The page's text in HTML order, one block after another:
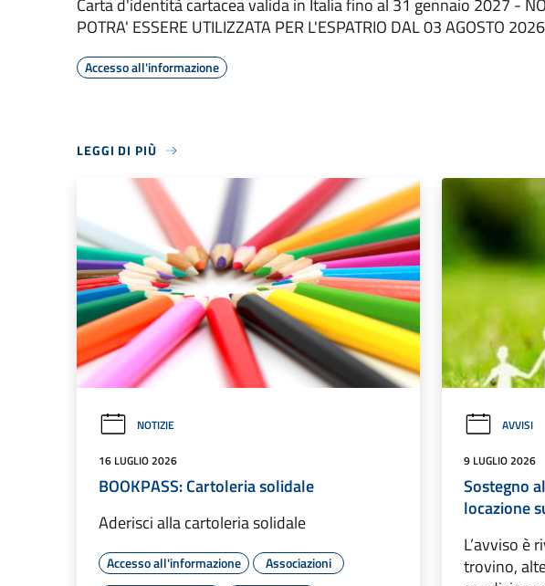
Carta d'identità cartacea valida in Italia fino al 31 gennaio 2027 -
POTRA' ESSERE UTILIZZATA PER L'ESPATRIO DAL 03 AGOSTO 2026
Accesso all'informazione
LEGGI DI PIÙ
NOTIZIE
16 LUGLIO 2026
BOOKPASS: Cartoleria solidale
Aderisci alla cartoleria solidale
Accesso all'informazione
Associazioni
AVVISI
9 LUGLIO 2026
Sostegno
locazione
L’avviso è
trovino,